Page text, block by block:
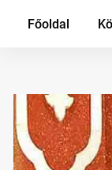
Főoldal